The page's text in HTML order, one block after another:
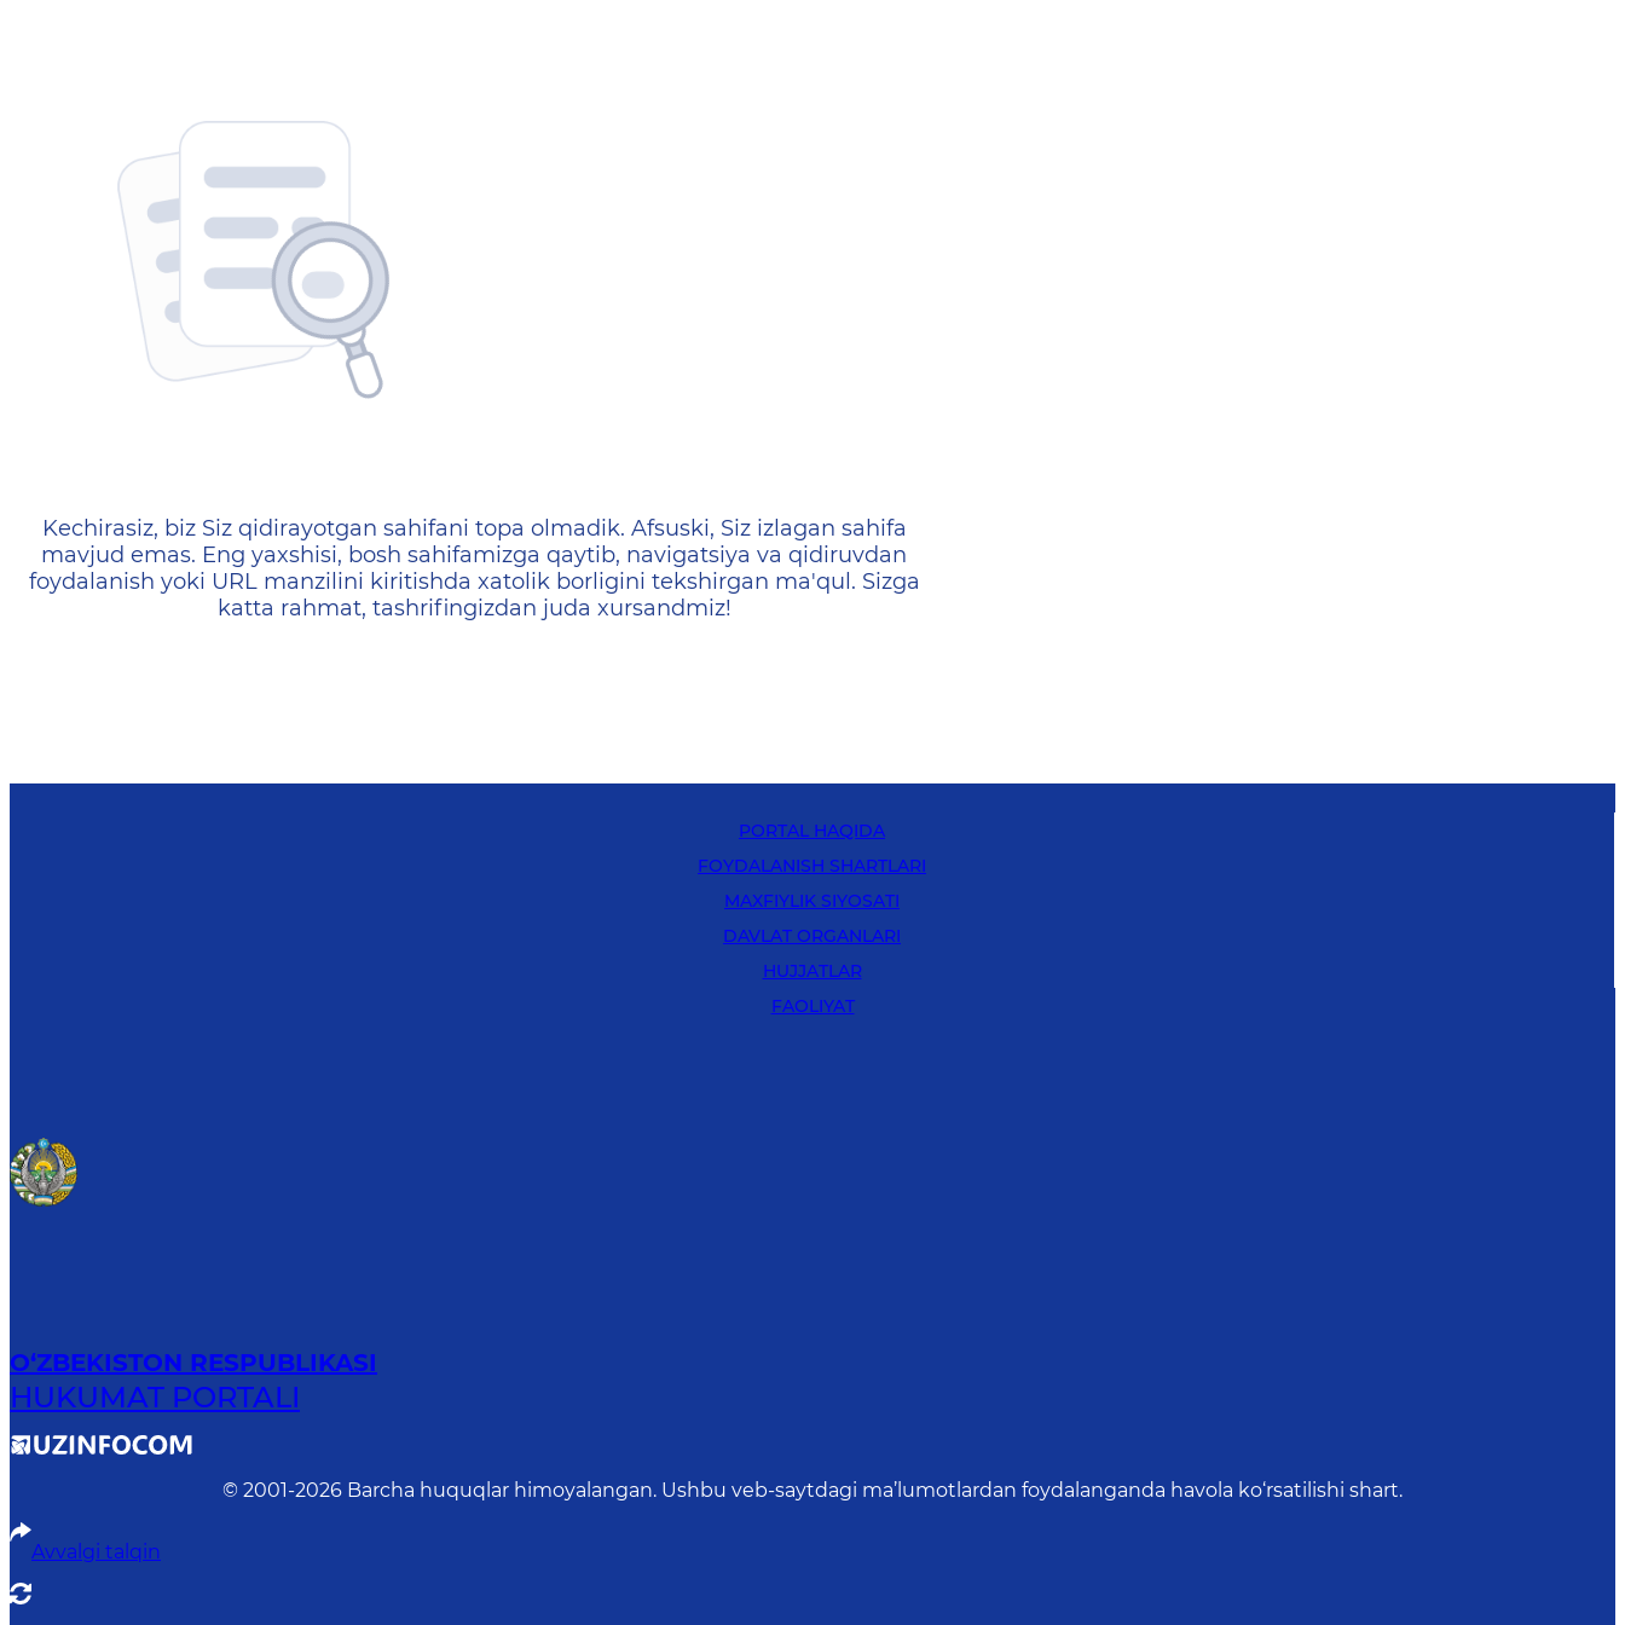
404 — Страница не найдена
Kechirasiz, biz Siz qidirayotgan sahifani topa olmadik. Afsuski, Siz izlagan sahifa
mavjud emas. Eng yaxshisi, bosh sahifamizga qaytib, navigatsiya va qidiruvdan
foydalanish yoki URL manzilini kiritishda xatolik borligini tekshirgan ma'qul. Sizga
katta rahmat, tashrifingizdan juda xursandmiz!
PORTAL HAQIDA
FOYDALANISH SHARTLARI
MAXFIYLIK SIYOSATI
DAVLAT ORGANLARI
HUJJATLAR
FAOLIYAT
O‘ZBEKISTON RESPUBLIKASI
HUKUMAT PORTALI
© 2001-2026 Barcha huquqlar himoyalangan. Ushbu veb-saytdagi ma’lumotlardan foydalanganda havola ko‘rsatilishi shart.
Avvalgi talqin